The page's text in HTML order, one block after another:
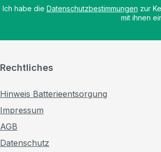
Ich habe die Datenschutzbestimmungen zur
mit ihnen
Rechtliches
Hinweis Batterieentsorgung
Impressum
AGB
Datenschutz